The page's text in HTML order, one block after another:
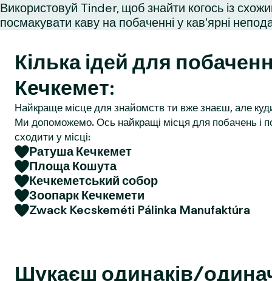
а
T
d
e
r
Використовуй Tinder, щоб знайти когось із
посмакувати каву на побаченні у кав'ярні
Кілька ідей для
Кечкемет:
Найкраще місце для знайомств ти вже знаєш, але
Ми допоможемо. Ось найкращі місця для побачень і
сходити у місці:
Ратуша Кечкемет
Площа Кошута
Кечкеметський собор
Зоопарк Кечкемети
Zwack Kecskeméti Pálinka Manufaktúra
Шукаєш одинаків/